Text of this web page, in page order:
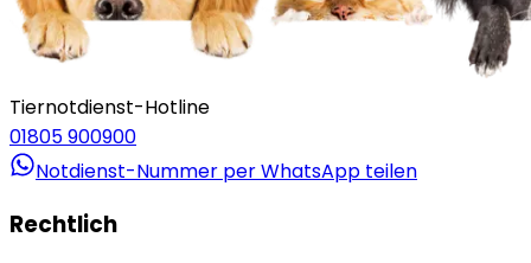
Tiernotdienst-Hotline
01805 900900
Notdienst-Nummer per WhatsApp teilen
Rechtlich